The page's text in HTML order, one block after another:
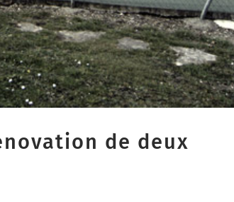
de deux